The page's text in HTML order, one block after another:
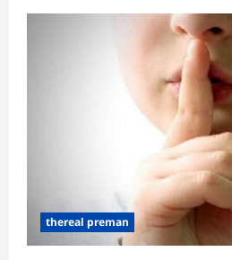
thereal preman